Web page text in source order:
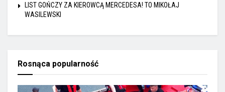
LIST GOŃCZY ZA KIEROWCĄ MERCEDESA! TO MIKOŁAJ
WASILEWSKI
Rosnąca popularność